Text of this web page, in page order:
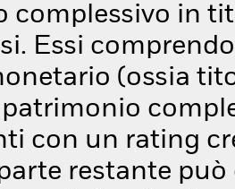
complessivo in
Essi
(ossia
con un rating
restante